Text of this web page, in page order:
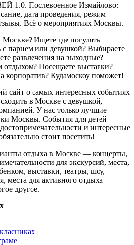
1.0. Послевоенное Измайлово:
дата проведения, режим
Всё о мероприятиях Москвы.
Москве? Ищете где погулять
с парнем или девушкой? Выбираете
развлечения на выходные?
отдыхом? Посещаете выставки?
корпоратив? Кудамоскоу поможет!
сайт о самых интересных событиях
в Москве с девушкой,
У нас только лучшие
Москвы. События для детей
и интересные
стоит посетить!
отдыха в Москве — концерты,
для экскурсий, места,
выставки, театры, шоу,
места для активного отдыха
другое.